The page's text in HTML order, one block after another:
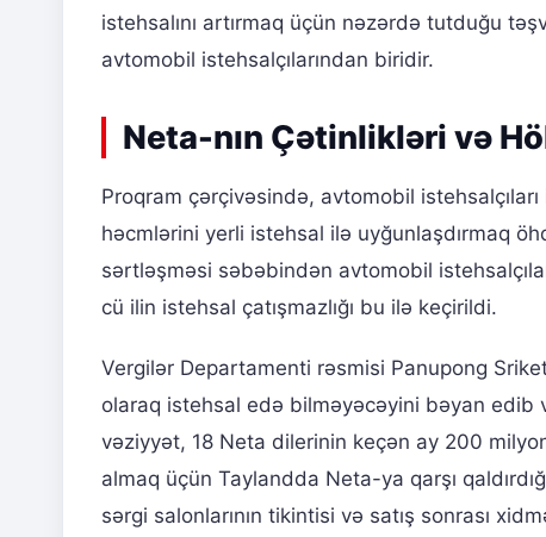
istehsalını artırmaq üçün nəzərdə tutduğu
avtomobil istehsalçılarından biridir.
Neta-nın Çətinlikləri və
Proqram çərçivəsində, avtomobil
həcmlərini yerli istehsal ilə uyğunlaşdırmaq
sərtləşməsi səbəbindən avtomobil
cü ilin istehsal çatışmazlığı bu ilə keçirildi.
Vergilər Departamenti rəsmisi Panupong
olaraq istehsal edə bilməyəcəyini bəyan edib
vəziyyət, 18 Neta dilerinin keçən ay 200
almaq üçün Taylandda Neta-ya qarşı
sərgi salonlarının tikintisi və satış sonrası